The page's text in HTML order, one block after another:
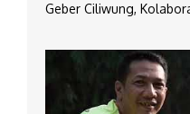
Geber Ciliwung,